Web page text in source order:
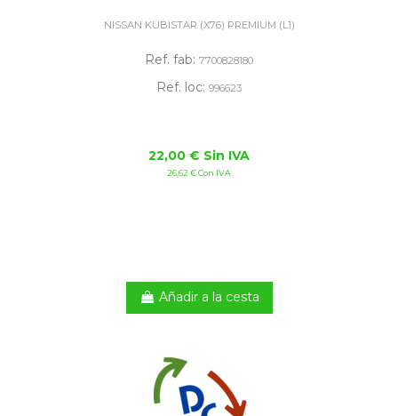
NISSAN KUBISTAR (X76) PREMIUM (L1)
Ref. fab: 7700828180
Ref. loc: 996623
22,00 € Sin IVA
26,62 € Con IVA
Añadir a la cesta